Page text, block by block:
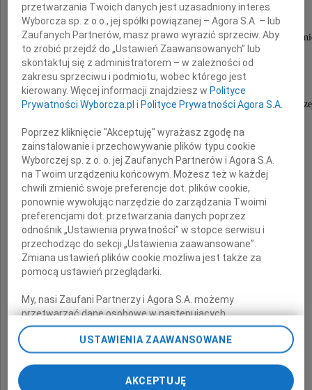
Prokuratora Prokuratury Apelacyjnej w
w stanie spoczynku.
Żegnamy niezawodnego kolegę, który pozostanie w
Żonie, Córce i Najbliższym
wyrazy głębokiego współczucia
składają
prokuratorzy i pracownicy
przetwarzania Twoich danych jest uzasadniony interes
Wyborcza sp. z o.o., jej spółki powiązanej – Agora S.A. – lub
Zaufanych Partnerów, masz prawo wyrazić sprzeciw. Aby
to zrobić przejdź do „Ustawień Zaawansowanych” lub
skontaktuj się z administratorem – w zależności od
zakresu sprzeciwu i podmiotu, wobec którego jest
kierowany. Więcej informacji znajdziesz w Polityce
Prywatności Wyborcza.pl i Polityce Prywatności Agora S.A.
Poprzez kliknięcie "Akceptuję" wyrażasz zgodę na
zainstalowanie i przechowywanie plików typu cookie
Wyborczej sp. z o. o. jej Zaufanych Partnerów i Agora S.A.
na Twoim urządzeniu końcowym. Możesz też w każdej
chwili zmienić swoje preferencje dot. plików cookie,
ponownie wywołując narzędzie do zarządzania Twoimi
preferencjami dot. przetwarzania danych poprzez
odnośnik „Ustawienia prywatności” w stopce serwisu i
przechodząc do sekcji „Ustawienia zaawansowane”.
Zmiana ustawień plików cookie możliwa jest także za
pomocą ustawień przeglądarki.
My, nasi Zaufani Partnerzy i Agora S.A. możemy
przetwarzać dane osobowe w następujących
celach:Użycie dokładnych danych geolokalizacyjnych.
Aktywne skanowanie charakterystyki urządzenia do celów
identyfikacji. Przechowywanie informacji na urządzeniu lub
dostęp do nich. Spersonalizowane reklamy i treści, pomiar
reklam i treści, badnie odbiorców i ulepszanie usług.
USTAWIENIA ZAAWANSOWANE
AKCEPTUJĘ